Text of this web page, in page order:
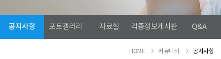
공지사항 포토갤러리 자료실 각종정보게시판 Q&A
HOME 커뮤니티 공지사항